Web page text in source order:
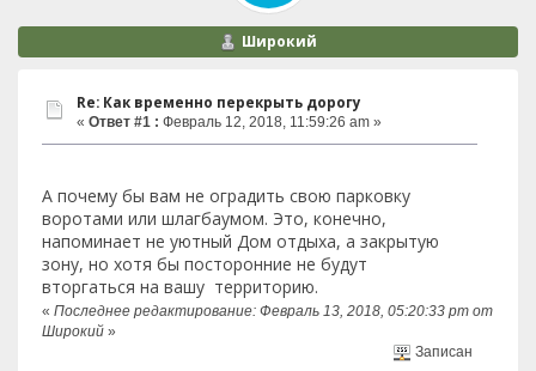
Широкий
Re: Как временно перекрыть дорогу
« Ответ #1 : Февраль 12, 2018, 11:59:26 am »
А почему бы вам не оградить свою парковку
воротами или шлагбаумом. Это, конечно,
напоминает не уютный Дом отдыха, а закрытую
зону, но хотя бы посторонние не будут
вторгаться на вашу территорию.
« Последнее редактирование: Февраль 13, 2018, 05:20:33 pm от
Широкий »
Записан